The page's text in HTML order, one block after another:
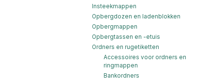
Insteekmappen
Opbergdozen en ladenblokken
Opbergmappen
Opbergtassen en -etuis
Ordners en rugetiketten
Accessoires voor ordners en
ringmappen
Bankordners